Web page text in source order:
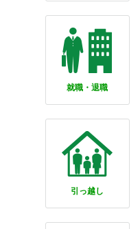
就職・退職
引っ越し